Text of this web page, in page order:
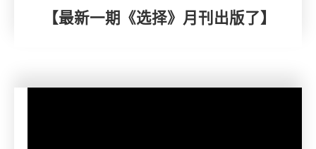
【最新一期《选择》月刊出版了】